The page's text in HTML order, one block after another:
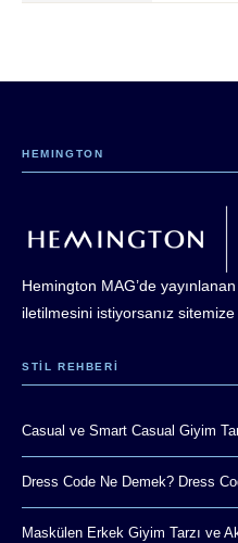
HEMINGTON
Hemington MAG’de
iletilmesini istiyorsanız
STIL REHBERI
Casual ve Smart Casual Giyim
Dress Code Ne Demek? Dress
Maskülen Erkek Giyim Tarzı ve